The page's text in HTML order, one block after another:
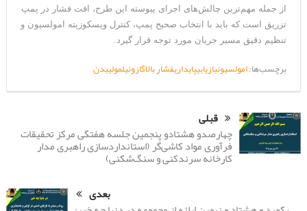
از جمله مهم‌ترین چالش‌های اجرای پیوسته این طرح، افت فشار در پمپ
تزریق است که باید با انتخاب صحیح پمپ، کنترل ویسکوزیته امولسیون و
تنظیم دقیق مسیر جریان مورد توجه قرار گیرد.
برچسب‌ها:امولسیونبازیابیپایداریفشار بالاگازوئیلمولیبدن
قبلی
چهارصدو هشتادو پنجمین جلسه هفتگی مرکز تحقیقات
فرآوری مواد کاشی‌گر (استانداردسازی راهبری مدار
کارخانه سرندکنی و سنگ‌شکنی)
بعدی